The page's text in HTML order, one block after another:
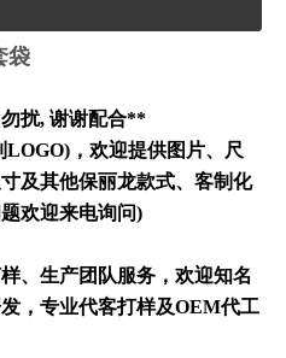
袋
扰, 谢谢配合**
LOGO) ，欢迎提供图片、尺
及其他保丽龙款式、客制化
欢迎来电询问)
、生产团队服务，欢迎知名
，专业代客打样及OEM代工